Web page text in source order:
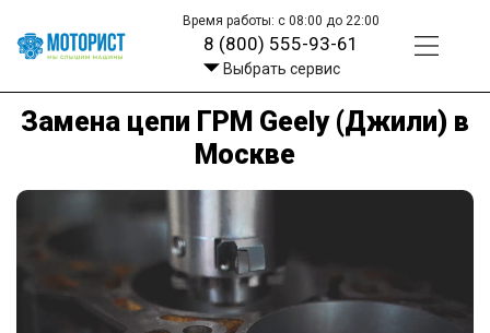
Время работы: с 08:00 до 22:00
8 (800) 555-93-61
Выбрать сервис
Замена цепи ГРМ Geely (Джили) в
Москве